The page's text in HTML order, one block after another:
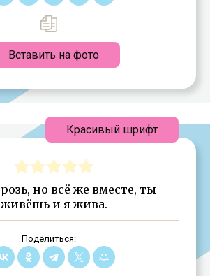
Вставить на фото
но всё же вместе, ты
живёшь и я жива.
Поделиться:
Красивый шрифт